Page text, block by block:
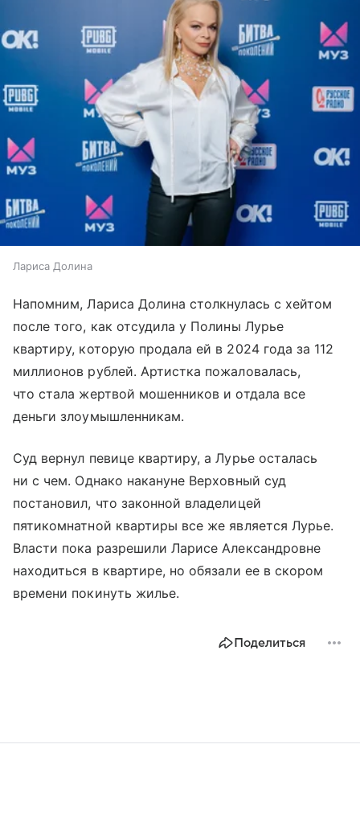
Лариса Долина
Напомним, Лариса Долина столкнулась с хейтом
после того, как отсудила у Полины Лурье
квартиру, которую продала ей в 2024 года за 112
миллионов рублей. Артистка пожаловалась,
что стала жертвой мошенников и отдала все
деньги злоумышленникам.
Суд вернул певице квартиру, а Лурье осталась
ни с чем. Однако накануне Верховный суд
постановил, что законной владелицей
пятикомнатной квартиры все же является Лурье.
Власти пока разрешили Ларисе Александровне
находиться в квартире, но обязали ее в скором
времени покинуть жилье.
Поделиться